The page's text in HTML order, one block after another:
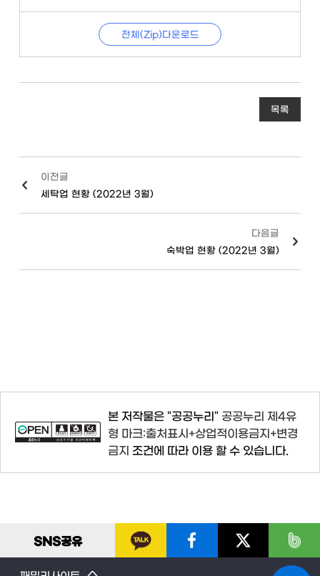
전체(Zip)다운로드
목록
이전글
세탁업 현황 (2022년 3월)
다음글
숙박업 현황 (2022년 3월)
본 저작물은 "공공누리" 공공누리 제4유
형 마크:출처표시+상업적이용금지+변경
금지 조건에 따라 이용 할 수 있습니다.
SNS공유